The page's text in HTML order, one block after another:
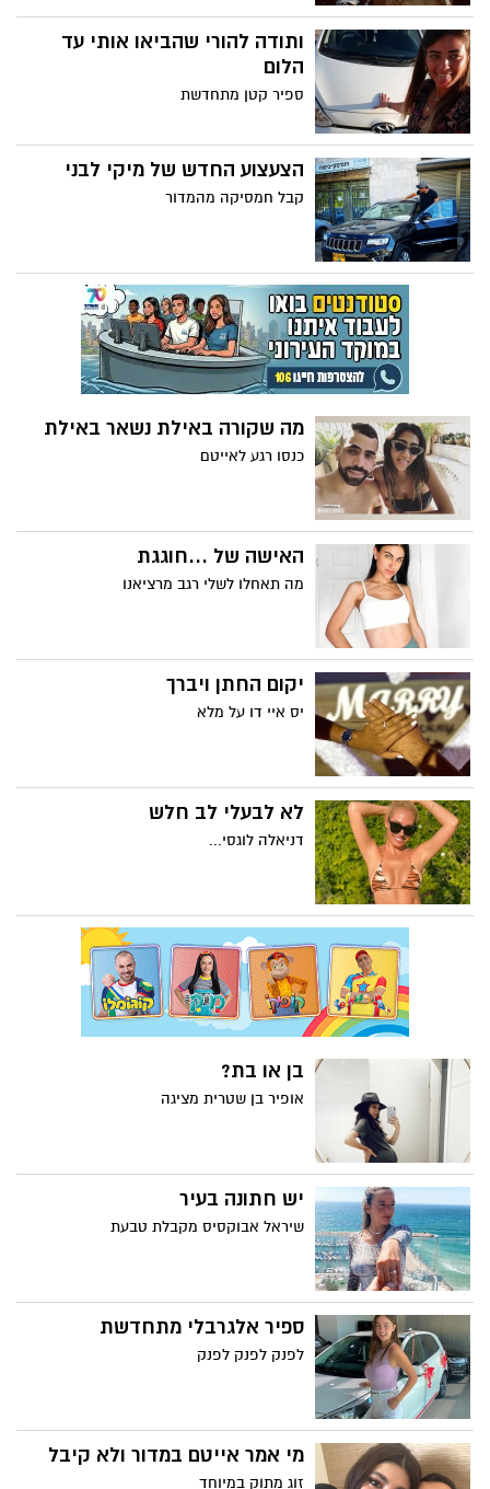
ותודה להורי שהביאו אותי עד
הלום
ספיר קטן מתחדשת
הצעצוע החדש של מיקי לבני
קבל חמסיקה מהמדור
מה שקורה באילת נשאר באילת
כנסו רגע לאייטם
האישה של ...חוגגת
מה תאחלו לשלי רגב מרציאנו
יקום החתן ויברך
יס איי דו על מלא
לא לבעלי לב חלש
דניאלה לוגסי...
בן או בת?
אופיר בן שטרית מציגה
יש חתונה בעיר
שיראל אבוקסיס מקבלת טבעת
ספיר אלגרבלי מתחדשת
לפנק לפנק לפנק
מי אמר אייטם במדור ולא קיבל
זוג מתוק במיוחד